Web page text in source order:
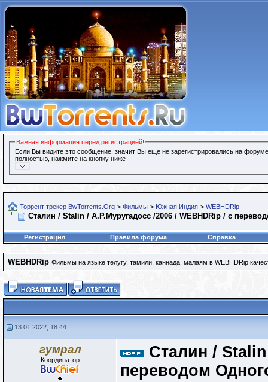
Важная информация перед регистрацией!
Если Вы видите это сообщение, значит Вы еще не зарегистрировались на
полностью, нажмите на кнопку ниже
Торрент трекер BwTorrents.Org > Фильмы > Южная Индия > WEBHDRip
Сталин / Stalin / А.Р.Муругадосс /2006 / WEBHDRip / с
Регистрация Правила форума Справка
WEBHDRip Фильмы на языке телугу, тамили, каннада, малаям в WEBHDRip
13.01.2022, 18:44
гумрал
Координатор
Сталин /
переводом